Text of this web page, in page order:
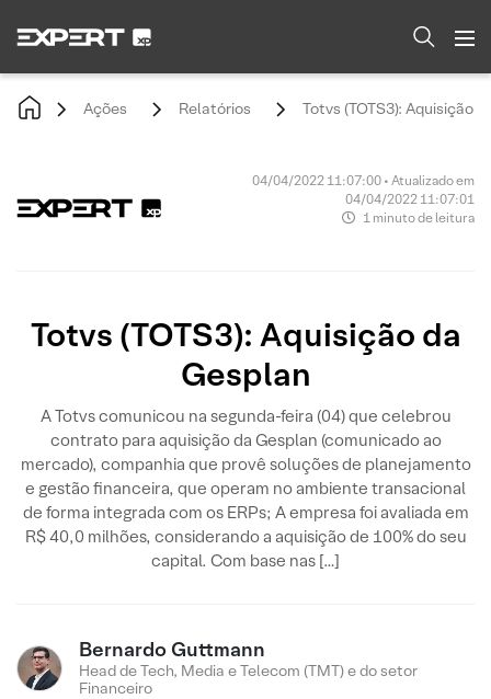
Ações Relatórios Totvs (TOTS3): Aquisição
04/04/2022 11:07:00 • Atualizado em
04/04/2022 11:07:01
1 minuto de leitura
Totvs (TOTS3): Aquisição da
Gesplan
A Totvs comunicou na segunda-feira (04) que celebrou
contrato para aquisição da Gesplan (comunicado ao
mercado), companhia que provê soluções de planejamento
e gestão financeira, que operam no ambiente transacional
de forma integrada com os ERPs; A empresa foi avaliada em
R$ 40,0 milhões, considerando a aquisição de 100% do seu
capital. Com base nas […]
Bernardo Guttmann
Head de Tech, Media e Telecom (TMT) e do setor
Financeiro